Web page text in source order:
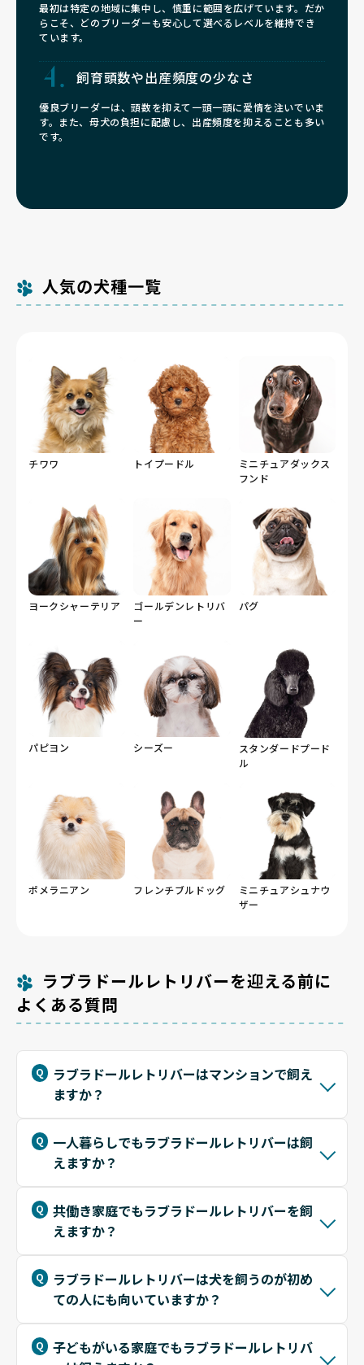
最初は特定の地域に集中し、慎重に範囲を広げています。だか
らこそ、どのブリーダーも安心して選べるレベルを維持でき
ています。
飼育頭数や出産頻度の少なさ
優良ブリーダーは、頭数を抑えて一頭一頭に愛情を注いでいま
す。また、母犬の負担に配慮し、出産頻度を抑えることも多い
です。
人気の犬種一覧
チワワ トイプードル
ミニチュアダックス
フンド
ヨークシャーテリア
ゴールデンレトリバ
ー
パグ
パピヨン シーズー
スタンダードプード
ル
ポメラニアン フレンチブルドッグ
ミニチュアシュナウ
ザー
ラブラドールレトリバーを迎える前に
よくある質問
ラブラドールレトリバーはマンションで飼え
ますか？
一人暮らしでもラブラドールレトリバーは飼
えますか？
共働き家庭でもラブラドールレトリバーを飼
えますか？
ラブラドールレトリバーは犬を飼うのが初め
ての人にも向いていますか？
子どもがいる家庭でもラブラドールレトリバ